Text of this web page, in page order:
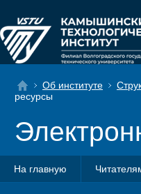
Об институте
ресурсы
На главную